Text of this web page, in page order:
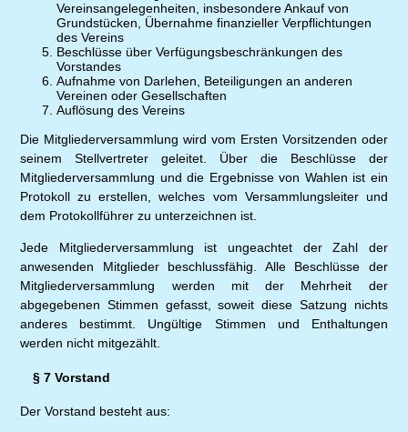
Vereinsangelegenheiten, insbesondere Ankauf von
Grundstücken, Übernahme finanzieller Verpflichtungen
des Vereins
Beschlüsse über Verfügungsbeschränkungen des
Vorstandes
Aufnahme von Darlehen, Beteiligungen an anderen
Vereinen oder Gesellschaften
Auflösung des Vereins
Die Mitgliederversammlung wird vom Ersten Vorsitzenden oder
seinem Stellvertreter geleitet. Über die Beschlüsse der
Mitgliederversammlung und die Ergebnisse von Wahlen ist ein
Protokoll zu erstellen, welches vom Versammlungsleiter und
dem Protokollführer zu unterzeichnen ist.
Jede Mitgliederversammlung ist ungeachtet der Zahl der
anwesenden Mitglieder beschlussfähig. Alle Beschlüsse der
Mitgliederversammlung werden mit der Mehrheit der
abgegebenen Stimmen gefasst, soweit diese Satzung nichts
anderes bestimmt. Ungültige Stimmen und Enthaltungen
werden nicht mitgezählt.
§ 7 Vorstand
Der Vorstand besteht aus: